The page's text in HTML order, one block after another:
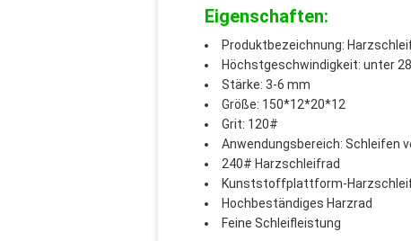
Eigenschaften:
Produktbezeichnung:
Höchstgeschwindigkeit: unter
Stärke: 3-6 mm
Größe: 150*12*20*12
Grit: 120#
Anwendungsbereich: Schleifen
240# Harzschleifrad
Kunststoffplattform-
Hochbeständiges Harzrad
Feine Schleifleistung